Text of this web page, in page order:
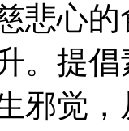
悲心
。提
邪觉